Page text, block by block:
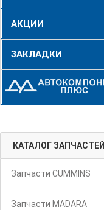
АКЦИИ
ЗАКЛАДКИ
КАТАЛОГ ЗАПЧАСТЕЙ
Запчасти CUMMINS
Запчасти MADARA